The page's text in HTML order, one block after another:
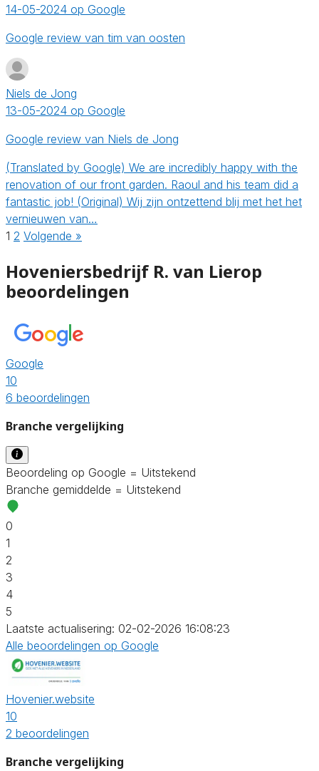
14-05-2024 op Google
Google review van tim van oosten
Niels de Jong
13-05-2024 op Google
Google review van Niels de Jong
(Translated by Google) We are incredibly happy with the
renovation of our front garden. Raoul and his team did a
fantastic job! (Original) Wij zijn ontzettend blij met het het
vernieuwen van…
1 2 Volgende »
Hoveniersbedrijf R. van Lierop
beoordelingen
Google
10
6 beoordelingen
Branche vergelijking
Beoordeling op Google = Uitstekend
Branche gemiddelde = Uitstekend
0
1
2
3
4
5
Laatste actualisering: 02-02-2026 16:08:23
Alle beoordelingen op Google
Hovenier.website
10
2 beoordelingen
Branche vergelijking